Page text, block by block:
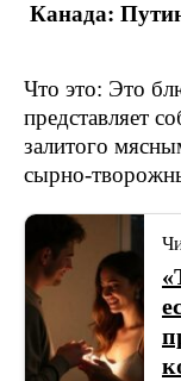
Канада:
Что это: Это
представляет
залитого
сырно-